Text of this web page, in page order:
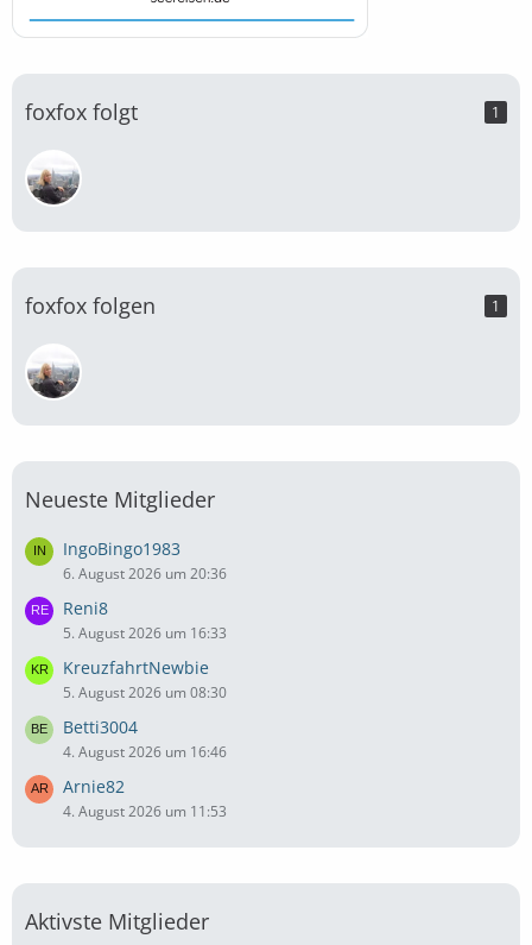
foxfox folgt 1
foxfox folgen 1
Neueste Mitglieder
IngoBingo1983
6. August 2026 um 20:36
Reni8
5. August 2026 um 16:33
KreuzfahrtNewbie
5. August 2026 um 08:30
Betti3004
4. August 2026 um 16:46
Arnie82
4. August 2026 um 11:53
Aktivste Mitglieder